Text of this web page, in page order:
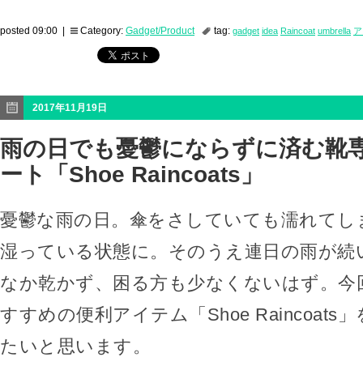
posted 09:00 | Category: Gadget/Product tag: gadget idea Raincoat umbrella
2017年11月19日
雨の日でも憂鬱にならずに済む靴
ート「Shoe Raincoats」
憂鬱な雨の日。傘をさしていても濡れてし
湿っている状態に。そのうえ連日の雨が
なか乾かず、困る方も少なくないはず。
すすめの便利アイテム「Shoe Raincoats
たいと思います。